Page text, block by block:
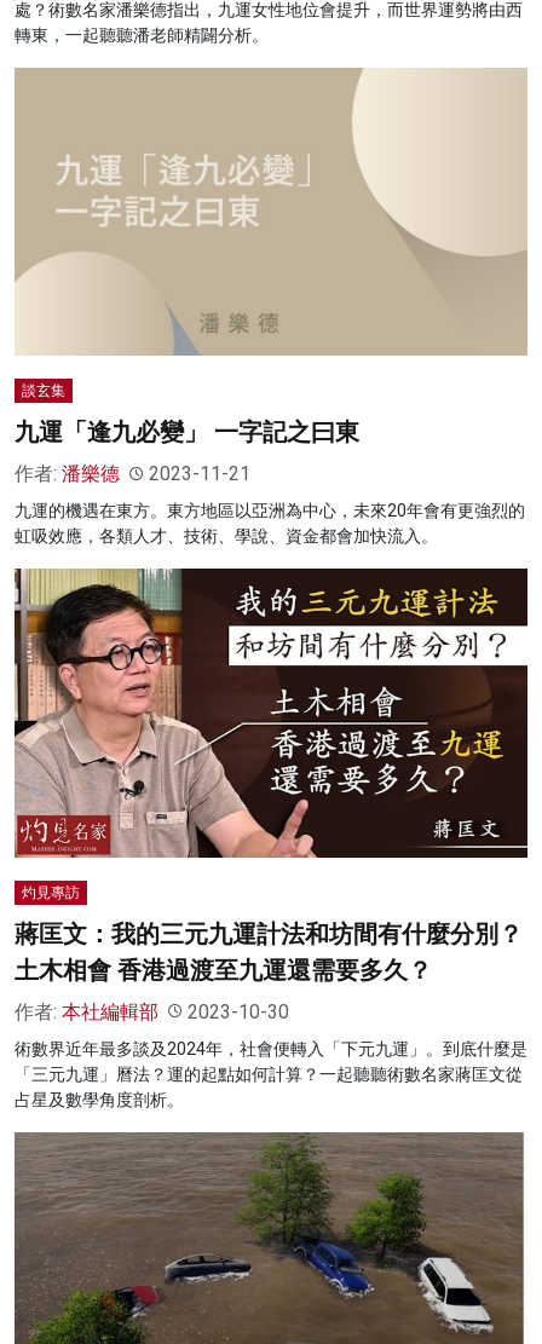
處？術數名家潘樂德指出，九運女性地位會提升，而世界運勢將由西
轉東，一起聽聽潘老師精闢分析。
談玄集
九運「逢九必變」 一字記之曰東
作者: 潘樂德 2023-11-21
九運的機遇在東方。東方地區以亞洲為中心，未來20年會有更強烈的
虹吸效應，各類人才、技術、學說、資金都會加快流入。
灼見專訪
蔣匡文：我的三元九運計法和坊間有什麼分別？
土木相會 香港過渡至九運還需要多久？
作者: 本社編輯部 2023-10-30
術數界近年最多談及2024年，社會便轉入「下元九運」。到底什麼是
「三元九運」曆法？運的起點如何計算？一起聽聽術數名家蔣匡文從
占星及數學角度剖析。